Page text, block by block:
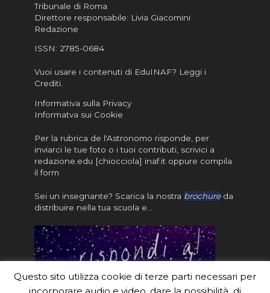
Tribunale di Roma
Direttore responsabile: Livia Giacomini
Redazione
ISSN: 2785-0684
Vuoi usare i contenuti di EduINAF? Leggi i
Crediti.
Informativa sulla Privacy
Informatva sui Cookie
Per la rubrica de l'Astronomo risponde, per
inviarci le tue foto o i tuoi contributi, scrivici a
redazione.edu [chiocciola] inaf.it oppure compila
il form
Sei un insegnante? Scarica la nostra brochureda
distribuire nella tua scuola e…
Questo sito utilizza cookie di terze parti necessari per